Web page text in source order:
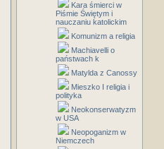
Kara śmierci w
Piśmie Świętym i
nauczaniu katolickim
Komunizm a religia
Machiavelli o
państwach k
Matylda z Canossy
Mieszko I religia i
polityka
Neokonserwatyzm
w USA
Neopoganizm w
Niemczech